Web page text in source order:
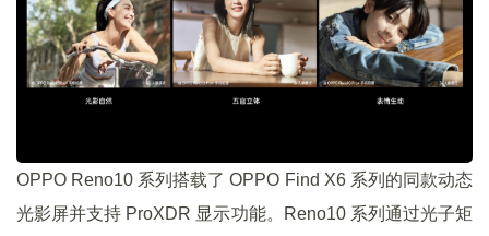
OPPO Reno10 系列搭载了 OPPO Find X6 系列的同款动态
光影屏并支持 ProXDR 显示功能。Reno10 系列通过光子矩